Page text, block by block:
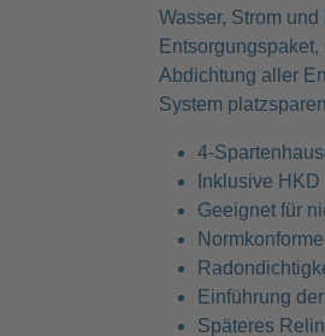
Wasser, Strom
Abdichtung aller
System
4-
Inklusive
Geeignet für
Einführung
Späteres